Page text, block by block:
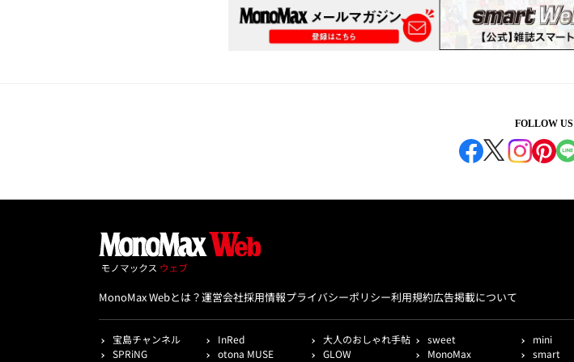
FOLLOW US
MonoMax Webとは？運営会社採用情報プライバシーポリシー利用規約広告掲載について
宝島チャンネル InRed 大人のおしゃれ手帖 sweet mini
SPRiNG
otona MUSE GLOW MonoMax smart